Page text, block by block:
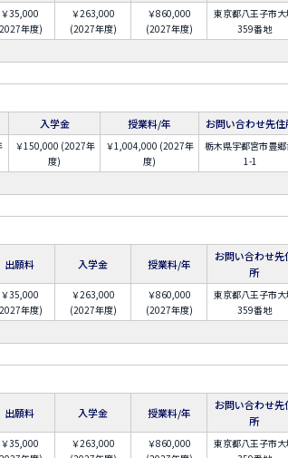
￥35,000
年度)
￥263,000
(2027年度)
￥860,000
(2027年度)
東京都八王子市大
359番地
入学金 授業料/年 お問い合わせ先住
￥150,000 (2027年
度)
￥1,004,000 (2027年
度)
栃木県宇都宮市豊
1-1
出願料 入学金 授業料/年
お問い合わせ先
所
￥35,000
年度)
￥263,000
(2027年度)
￥860,000
(2027年度)
東京都八王子市大
359番地
出願料 入学金 授業料/年
お問い合わせ先
所
￥35,000
￥263,000
￥860,000
東京都八王子市大